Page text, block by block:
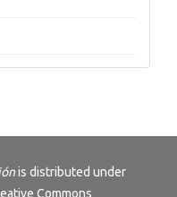
is distributed under
Commons